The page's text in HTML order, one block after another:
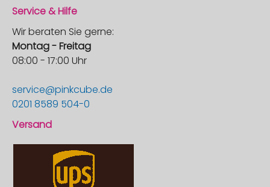
Service & Hilfe
Wir beraten Sie gerne:
Montag - Freitag
08:00 - 17:00 Uhr
service@pinkcube.de
0201 8589 504-0
Versand